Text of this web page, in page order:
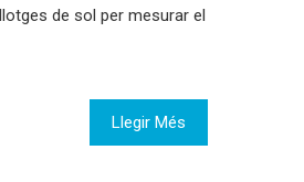
de sol per mesurar el
Llegir Més